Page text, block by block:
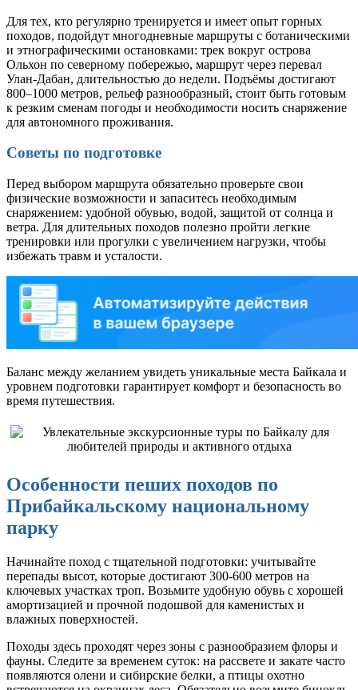
Для тех, кто регулярно тренируется и имеет опыт горных
походов, подойдут многодневные маршруты с ботаническими
и этнографическими остановками: трек вокруг острова
Ольхон по северному побережью, маршрут через перевал
Улан-Дабан, длительностью до недели. Подъёмы достигают
800–1000 метров, рельеф разнообразный, стоит быть готовым
к резким сменам погоды и необходимости носить снаряжение
для автономного проживания.
Советы по подготовке
Перед выбором маршрута обязательно проверьте свои
физические возможности и запаситесь необходимым
снаряжением: удобной обувью, водой, защитой от солнца и
ветра. Для длительных походов полезно пройти легкие
тренировки или прогулки с увеличением нагрузки, чтобы
избежать травм и усталости.
Баланс между желанием увидеть уникальные места Байкала и
уровнем подготовки гарантирует комфорт и безопасность во
время путешествия.
Особенности пеших походов по
Прибайкальскому национальному
парку
Начинайте поход с тщательной подготовки: учитывайте
перепады высот, которые достигают 300-600 метров на
ключевых участках троп. Возьмите удобную обувь с хорошей
амортизацией и прочной подошвой для каменистых и
влажных поверхностей.
Походы здесь проходят через зоны с разнообразием флоры и
фауны. Следите за временем суток: на рассвете и закате часто
появляются олени и сибирские белки, а птицы охотно